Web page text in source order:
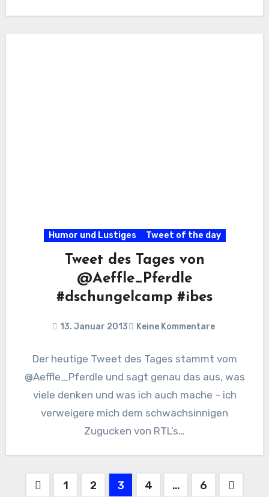
Humor und Lustiges Tweet of the day
Tweet des Tages von
@Aeffle_Pferdle
#dschungelcamp #ibes
13. Januar 2013 Keine Kommentare
Der heutige Tweet des Tages stammt vom
@Aeffle_Pferdle und sagt genau das aus, was
viele denken und was ich auch mache – ich
verweigere mich dem schwachsinnigen
Zugucken von RTL’s…
Seitennummerierung
1 2 3 4 … 6